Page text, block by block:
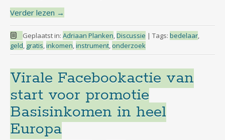
Verder lezen →
Geplaatst in: Adriaan Planken,Discussie | Tags: bedelaar,
geld, gratis,inkomen,instrument, onderzoek
Virale Facebookactie van
start voor promotie
Basisinkomen in heel
Europa